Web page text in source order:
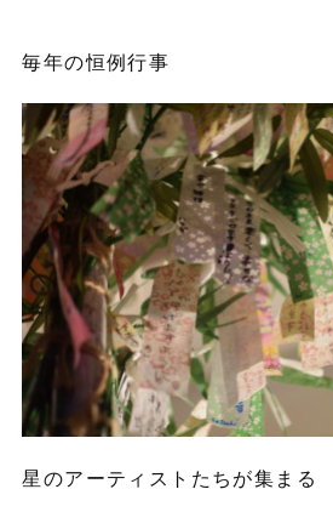
毎年の恒例行事
星のアーティストたちが集まる